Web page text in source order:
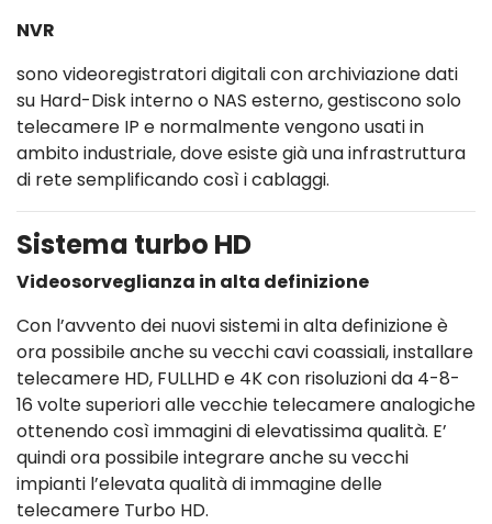
NVR
sono videoregistratori digitali con archiviazione dati
su Hard-Disk interno o NAS esterno, gestiscono solo
telecamere IP e normalmente vengono usati in
ambito industriale, dove esiste già una infrastruttura
di rete semplificando così i cablaggi.
Sistema turbo HD
Videosorveglianza in alta definizione
Con l’avvento dei nuovi sistemi in alta definizione è
ora possibile anche su vecchi cavi coassiali, installare
telecamere HD, FULLHD e 4K con risoluzioni da 4-8-
16 volte superiori alle vecchie telecamere analogiche
ottenendo così immagini di elevatissima qualità. E’
quindi ora possibile integrare anche su vecchi
impianti l’elevata qualità di immagine delle
telecamere Turbo HD.